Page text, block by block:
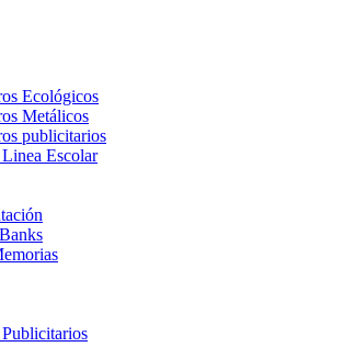
Ecológicos
Metálicos
publicitarios
Escolar